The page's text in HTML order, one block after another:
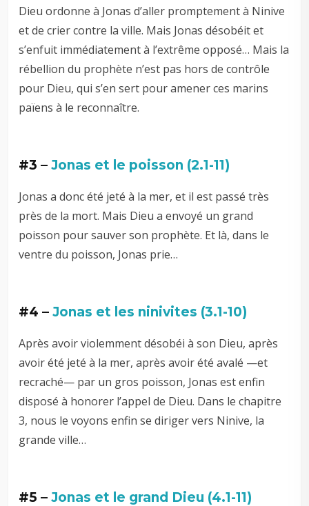
Dieu ordonne à Jonas d’aller promptement à Ninive
et de crier contre la ville. Mais Jonas désobéit et
s’enfuit immédiatement à l’extrême opposé… Mais la
rébellion du prophète n’est pas hors de contrôle
pour Dieu, qui s’en sert pour amener ces marins
païens à le reconnaître.
#3 –Jonas et le poisson (2.1-11)
Jonas a donc été jeté à la mer, et il est passé très
près de la mort. Mais Dieu a envoyé un grand
poisson pour sauver son prophète. Et là, dans le
ventre du poisson, Jonas prie…
#4 –Jonas et les ninivites (3.1-10)
Après avoir violemment désobéi à son Dieu, après
avoir été jeté à la mer, après avoir été avalé —et
recraché— par un gros poisson, Jonas est enfin
disposé à honorer l’appel de Dieu. Dans le chapitre
3, nous le voyons enfin se diriger vers Ninive, la
grande ville…
#5 –Jonas et le grand Dieu (4.1-11)